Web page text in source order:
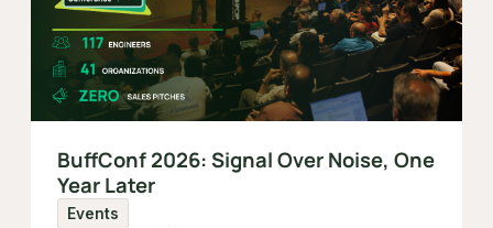
BuffConf 2026: Signal Over Noise, One
Year Later
Events